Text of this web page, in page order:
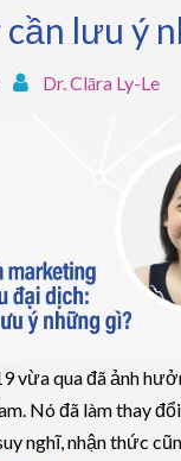
lưu ý
Dr. Clāra Ly-Le
vừa qua đã ảnh
Nó đã làm thay
nghĩ, nhận thức